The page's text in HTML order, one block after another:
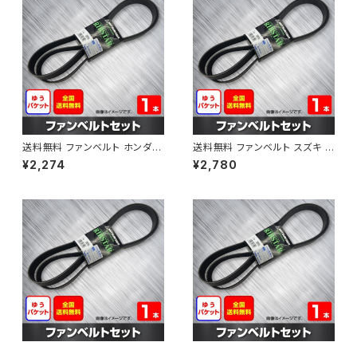
送料無料 ファンベルト ホンダ フ
ィット 型式GE6 H19.10～H25.
09 （国内トップメーカー） 1本 H
¥2,274
送料無料 ファンベルト スズキ ス
ペーシア 型式MK32S H25.03
～H30.02 （国内トップメーカ
¥2,780